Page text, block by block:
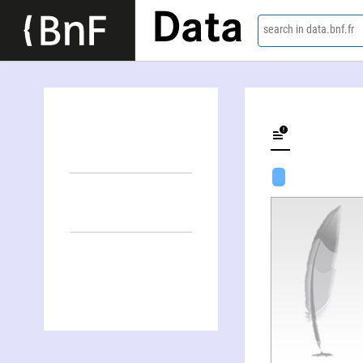
Data search in data.bnf.fr